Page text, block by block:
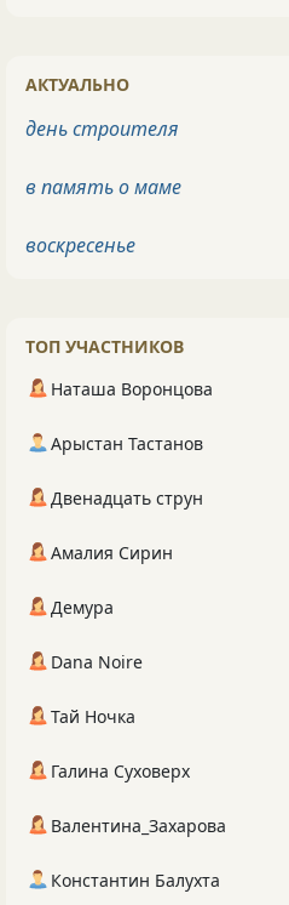
АКТУАЛЬНО
день строителя
в память о маме
воскресенье
ТОП УЧАСТНИКОВ
Наташа Воронцова
Арыстан Тастанов
Двенадцать струн
Амалия Сирин
Демура
Dana Noire
Тай Ночка
Галина Суховерх
Валентина_Захарова
Константин Балухта